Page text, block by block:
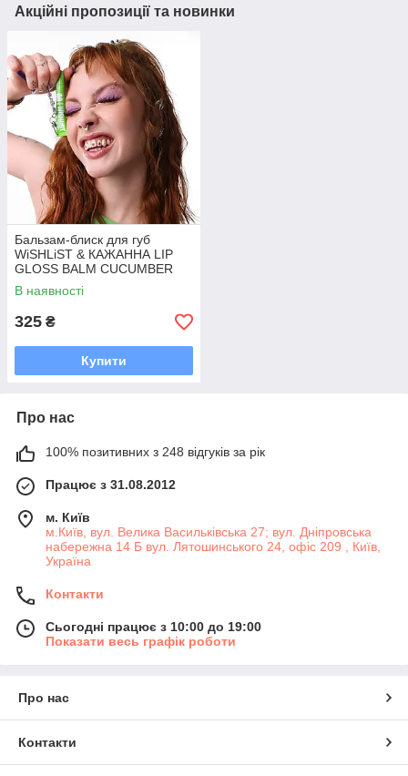
Акційні пропозиції та новинки
Бальзам-блиск для губ
WiSHLiST & КАЖАННА LIP
GLOSS BALM CUCUMBER
ICE 10 г + брелок "Гірка"
В наявності
325 ₴
Купити
Про нас
100% позитивних з 248 відгуків за рік
Працює з 31.08.2012
м. Київ
м.Київ, вул. Велика Васильківська 27; вул. Дніпровська
набережна 14 Б вул. Лятошинського 24, офіс 209 , Київ,
Україна
Контакти
Сьогодні працює з 10:00 до 19:00
Показати весь графік роботи
Про нас
Контакти